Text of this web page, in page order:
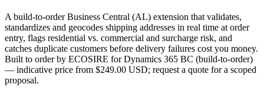
A build-to-order Business Central (AL) extension that validates,
standardizes and geocodes shipping addresses in real time at order
entry, flags residential vs. commercial and surcharge risk, and
catches duplicate customers before delivery failures cost you money.
Built to order by ECOSIRE for Dynamics 365 BC (build-to-order)
— indicative price from $249.00 USD; request a quote for a scoped
proposal.